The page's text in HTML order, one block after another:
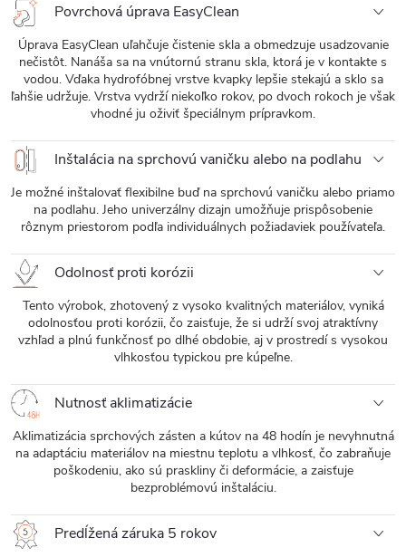
Povrchová úprava EasyClean
Úprava EasyClean uľahčuje čistenie skla a obmedzuje usadzovanie
nečistôt. Nanáša sa na vnútornú stranu skla, ktorá je v kontakte s
vodou. Vďaka hydrofóbnej vrstve kvapky lepšie stekajú a sklo sa
ľahšie udržuje. Vrstva vydrží niekoľko rokov, po dvoch rokoch je však
vhodné ju oživiť špeciálnym prípravkom.
Inštalácia na sprchovú vaničku alebo na podlahu
Je možné inštalovať flexibilne buď na sprchovú vaničku alebo priamo
na podlahu. Jeho univerzálny dizajn umožňuje prispôsobenie
rôznym priestorom podľa individuálnych požiadaviek používateľa.
Odolnosť proti korózii
Tento výrobok, zhotovený z vysoko kvalitných materiálov, vyniká
odolnosťou proti korózii, čo zaisťuje, že si udrží svoj atraktívny
vzhľad a plnú funkčnosť po dlhé obdobie, aj v prostredí s vysokou
vlhkosťou typickou pre kúpeľne.
Nutnosť aklimatizácie
Aklimatizácia sprchových zásten a kútov na 48 hodín je nevyhnutná
na adaptáciu materiálov na miestnu teplotu a vlhkosť, čo zabraňuje
poškodeniu, ako sú praskliny či deformácie, a zaisťuje
bezproblémovú inštaláciu.
Predĺžená záruka 5 rokov